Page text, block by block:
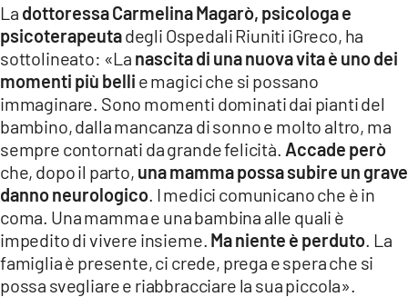
App
ANDROID
APPLE
La dottoressa Carmelina Magarò, psicologa e
psicoterapeutadegli Ospedali Riuniti iGreco, ha
sottolineato: «La nascita di una nuova vita è uno dei
momenti più belli e magici che si possano
immaginare. Sono momenti dominati dai pianti del
bambino, dalla mancanza di sonno e molto altro, ma
sempre contornati da grande felicità. Accade però
che, dopo il parto, una mamma possa subire un grave
danno neurologico . I medici comunicano che è in
coma. Una mamma e una bambina alle quali è
impedito di vivere insieme. Ma niente è perduto . La
famiglia è presente, ci crede, prega e spera che si
possa svegliare e riabbracciare la sua piccola».